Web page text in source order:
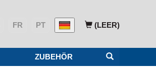
(LEER)
PT
FR
ZUBEHÖR